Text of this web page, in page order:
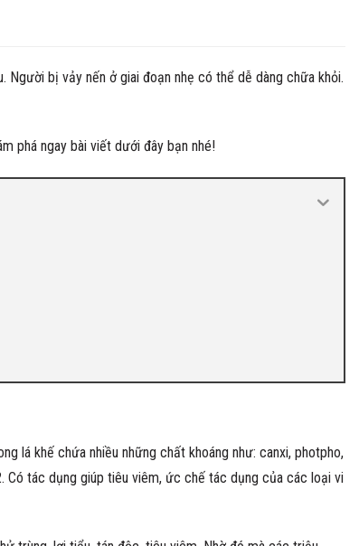
Người bị vảy nến ở giai đoạn nhẹ có thể dễ dàng chữa khỏi.
phá ngay bài viết dưới đây bạn nhé!
lá khế chứa nhiều những chất khoáng như: canxi, photpho,
Có tác dụng giúp tiêu viêm, ức chế tác dụng của các loại vi